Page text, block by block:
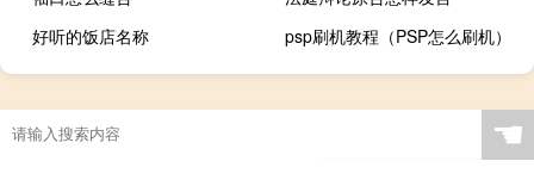
好听的饭店名称
psp刷机教程（PSP怎么刷机）
☚